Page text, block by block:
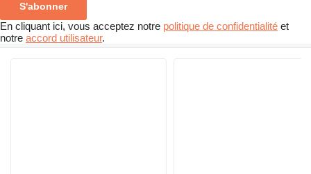
S'abonner
En cliquant ici, vous acceptez notre politique de confidentialité et
notre accord utilisateur.